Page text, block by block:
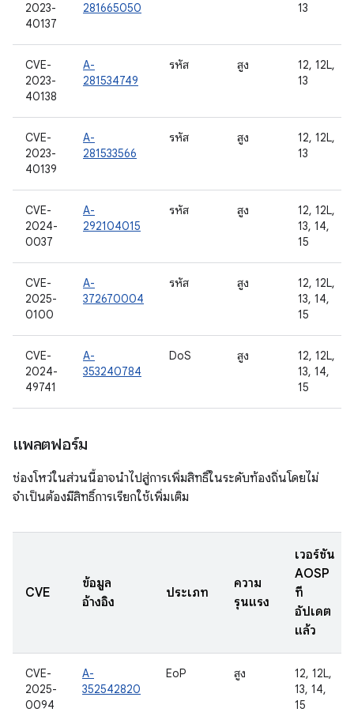
2023-
40137
281665050
13
CVE-
2023-
40138
A-
281534749
รหัส สูง
12, 12L,
13
CVE-
2023-
40139
A-
281533566
รหัส สูง
12, 12L,
13
CVE-
2024-
0037
A-
292104015
รหัส สูง
12, 12L,
13, 14,
15
CVE-
2025-
0100
A-
372670004
รหัส สูง
12, 12L,
13, 14,
15
CVE-
2024-
49741
A-
353240784
DoS สูง
12, 12L,
13, 14,
15
แพลตฟอร์ม
ช่องโหว่ในส่วนนี้อาจนำไปสู่การเพิ่มสิทธิ์ในระดับท้องถิ่นโดยไม่
จำเป็นต้องมีสิทธิ์การเรียกใช้เพิ่มเติม
CVE
ข้อมูล
อ้างอิง
ประเภท
ความ
รุนแรง
เวอร์ชัน
AOSP
ที่
อัปเดต
แล้ว
CVE-
2025-
0094
A-
352542820
EoP สูง
12, 12L,
13, 14,
15